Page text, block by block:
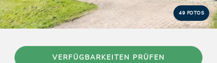
49 FOTOS
VERFÜGBARKEITEN PRÜFEN